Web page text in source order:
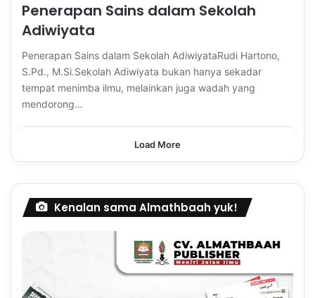
Penerapan Sains dalam Sekolah
Adiwiyata
Penerapan Sains dalam Sekolah AdiwiyataRudi Hartono,
S.Pd., M.Si.Sekolah Adiwiyata bukan hanya sekadar
tempat menimba ilmu, melainkan juga wadah yang
mendorong…
Load More
Kenalan sama Almathbaah yuk!